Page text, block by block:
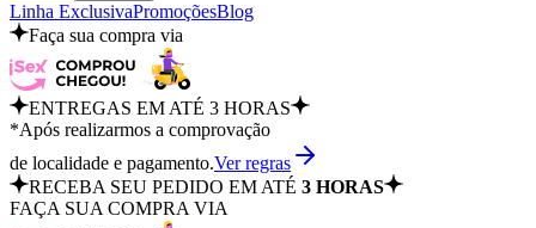
Linha ExclusivaPromoçõesBlog
Faça sua compra via
ENTREGAS EM ATÉ 3 HORAS
*Após realizarmos a comprovação
de localidade e pagamento.Ver regras
RECEBA SEU PEDIDO EM ATÉ 3 HORAS
FAÇA SUA COMPRA VIA